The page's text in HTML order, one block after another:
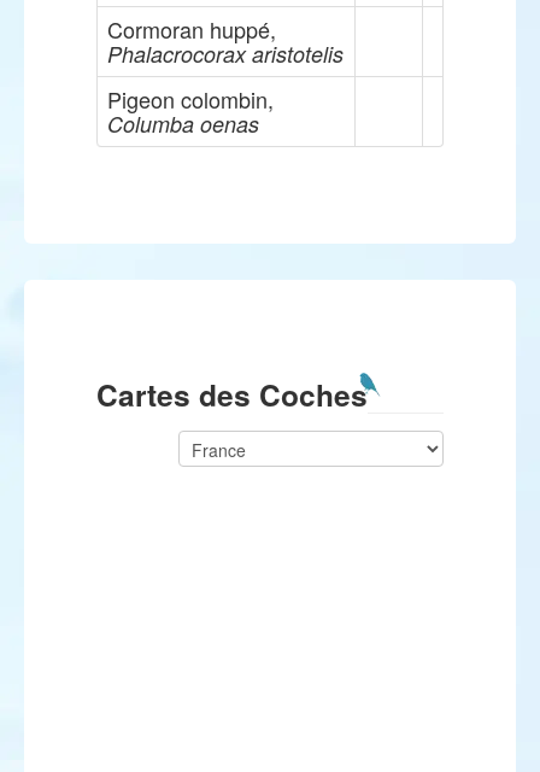
Cormoran huppé,
Phalacrocorax aristotelis
Pigeon colombin,
Columba oenas
Cartes des Coches